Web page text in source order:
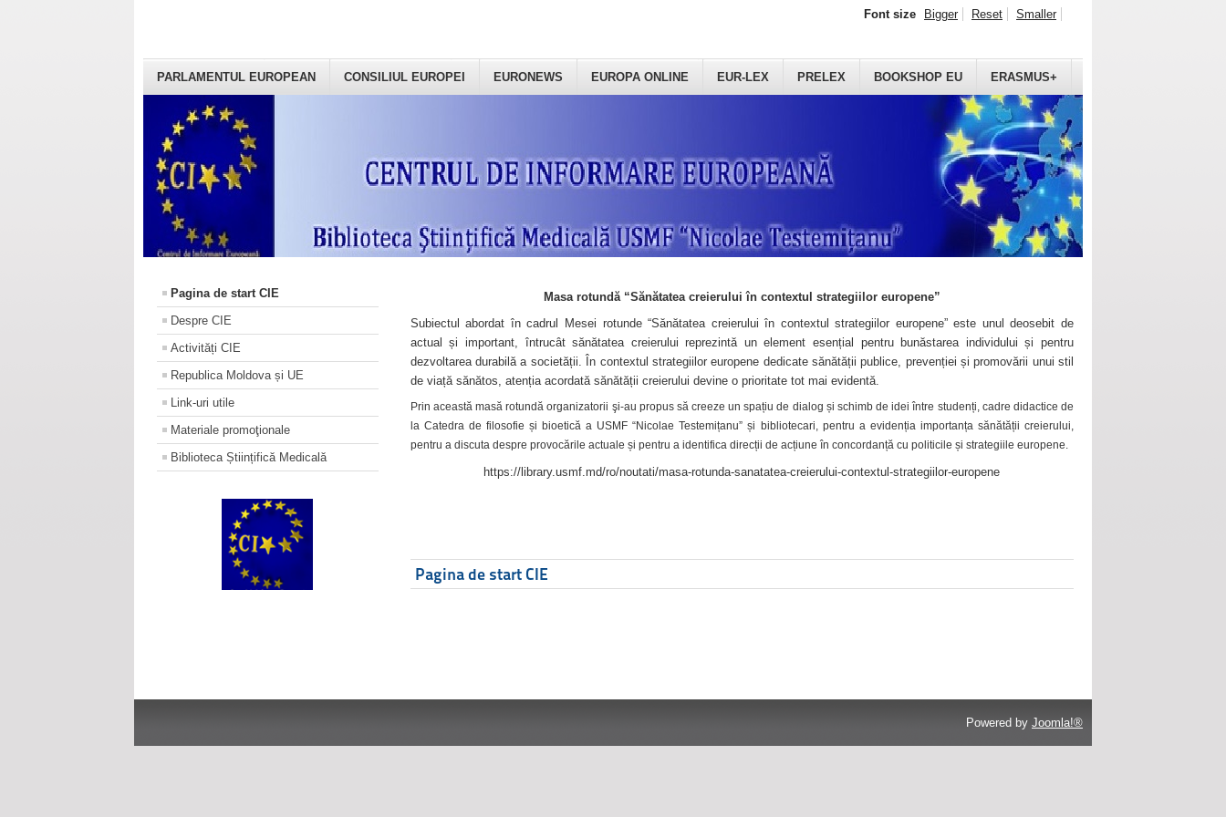
PARLAMENTUL EUROPEAN CONSILIUL EUROPEI EURONEWS EUROPA ONLINE EUR-LEX PRELEX BOOKSHOP EU ERASMUS+
Font size Bigger Reset Smaller
Pagina de start CIE
Despre CIE
Activități CIE
Republica Moldova și UE
Link-uri utile
Materiale promoţionale
Biblioteca Științifică Medicală
Masa rotundă “Sănătatea creierului în contextul strategiilor europene”
Subiectul abordat în cadrul Mesei rotunde “Sănătatea creierului în contextul strategiilor europene” este unul deosebit de
actual și important, întrucât sănătatea creierului reprezintă un element esențial pentru bunăstarea individului și pentru
dezvoltarea durabilă a societății. În contextul strategiilor europene dedicate sănătății publice, prevenției și promovării unui stil
de viață sănătos, atenția acordată sănătății creierului devine o prioritate tot mai evidentă.
Prin această masă rotundă organizatorii şi-au propus să creeze un spațiu de dialog și schimb de idei între studenți, cadre didactice de
la Catedra de filosofie și bioetică a USMF “Nicolae Testemițanu” și bibliotecari, pentru a evidenția importanța sănătății creierului,
pentru a discuta despre provocările actuale și pentru a identifica direcții de acțiune în concordanță cu politicile și strategiile europene.
https://library.usmf.md/ro/noutati/masa-rotunda-sanatatea-creierului-contextul-strategiilor-europene
Pagina de start CIE
Powered by Joomla!®